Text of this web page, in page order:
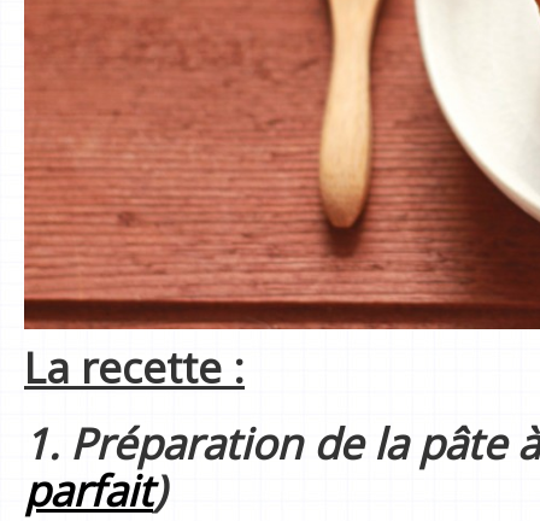
La recette :
1. Préparation de la pâte
parfait)